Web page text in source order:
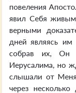
повеления
явил Себя
верными
дней являясь
собрав их, Он
Иерусалима, но
слышали от
через